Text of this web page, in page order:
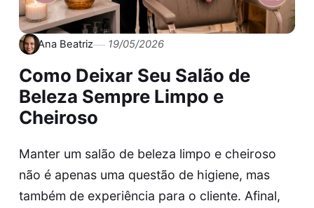
Ana Beatriz 19/05/2026
Como Deixar Seu Salão de
Beleza Sempre Limpo e
Cheiroso
Manter um salão de beleza limpo e cheiroso
não é apenas uma questão de higiene, mas
também de experiência para o cliente. Afinal,